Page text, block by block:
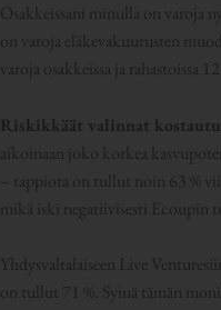
Osakkeissani minulla on varoja
on varoja eläkevakuutusten
varoja osakkeissa ja rahastoissa
Riskikkäät valinnat
aikoinaan joko korkea
– tappiota on tullut noin 63 %
mikä iski negatiivisesti Ecoupin
Yhdysvaltalaiseen Live
on tullut 71 %. Syinä tämän